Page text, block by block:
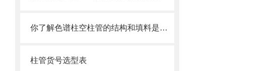
你了解色谱柱空柱管的结构和填料是什么吗
柱管货号选型表